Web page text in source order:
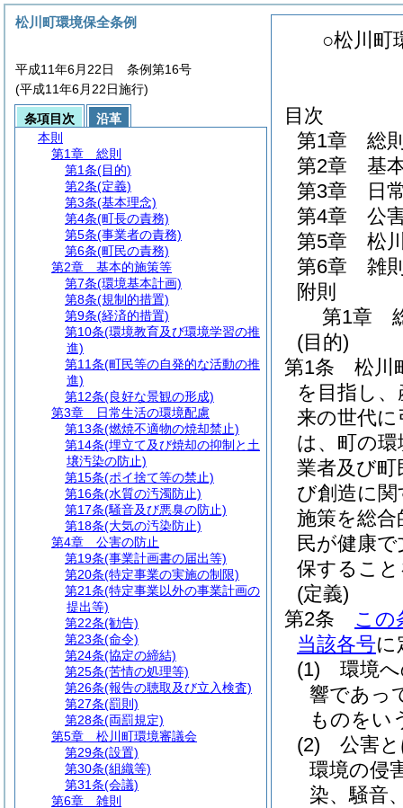
○松川町
目次
第1章
総
第2章
基
第3章
日
第4章
公
第5章
松
第6章
雑
附則
第1章
(目的)
第1条
松川
を目指し
来の世代
は、町の
業者及び
び創造に
施策を総
民が健康
保するこ
(定義)
第2条
この
当該各号に
(1)
環境
響であっ
ものをい
(2)
公害
環境の侵
染、騒音
松川町環境保全条例
平成11年6月22日 条例第16号
(平成11年6月22日施行)
条項目次
沿革
本則
第1章
総則
第1条(目的)
第2条(定義)
第3条(基本理念)
第4条(町長の責務)
第5条(事業者の責務)
第6条(町民の責務)
第2章
基本的施策等
第7条(環境基本計画)
第8条(規制的措置)
第9条(経済的措置)
第10条(環境教育及び環境学習の推
進)
第11条(町民等の自発的な活動の推
進)
第12条(良好な景観の形成)
第3章
日常生活の環境配慮
第13条(燃焼不適物の焼却禁止)
第14条(埋立て及び焼却の抑制と土
壌汚染の防止)
第15条(ポイ捨て等の禁止)
第16条(水質の汚濁防止)
第17条(騒音及び悪臭の防止)
第18条(大気の汚染防止)
第4章
公害の防止
第19条(事業計画書の届出等)
第20条(特定事業の実施の制限)
第21条(特定事業以外の事業計画の
提出等)
第22条(勧告)
第23条(命令)
第24条(協定の締結)
第25条(苦情の処理等)
第26条(報告の聴取及び立入検査)
第27条(罰則)
第28条(両罰規定)
第5章
松川町環境審議会
第29条(設置)
第30条(組織等)
第31条(会議)
第6章
雑則